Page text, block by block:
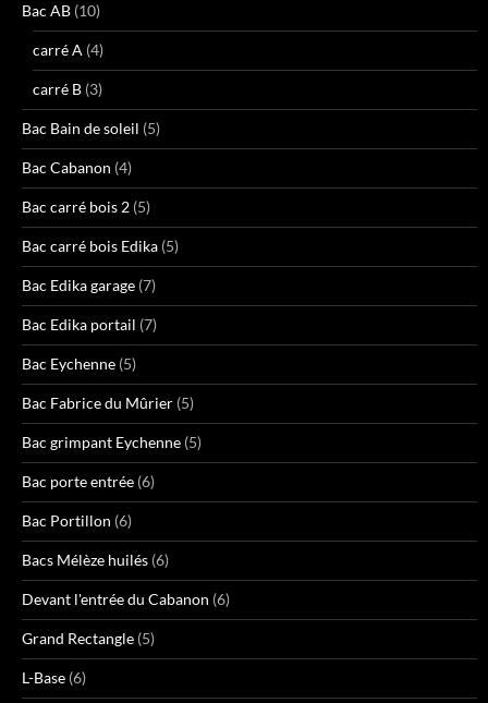
Bac AB (10)
carré A (4)
carré B (3)
Bac Bain de soleil (5)
Bac Cabanon (4)
Bac carré bois 2 (5)
Bac carré bois Edika (5)
Bac Edika garage (7)
Bac Edika portail (7)
Bac Eychenne (5)
Bac Fabrice du Mûrier (5)
Bac grimpant Eychenne (5)
Bac porte entrée (6)
Bac Portillon (6)
Bacs Mélèze huilés (6)
Devant l'entrée du Cabanon (6)
Grand Rectangle (5)
L-Base (6)